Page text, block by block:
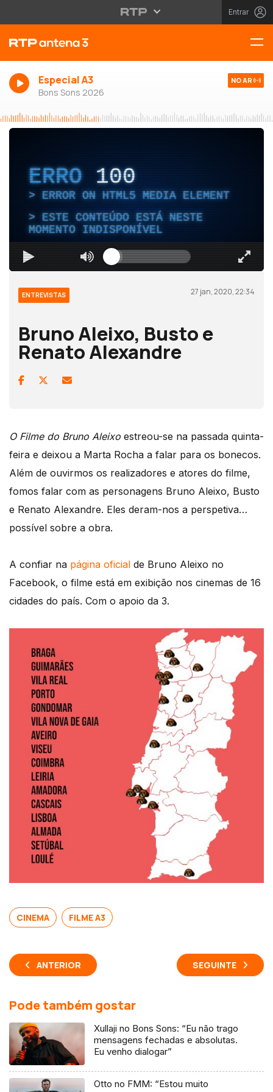
Entrar
Especial A3
Bons Sons 2026
NO AR
ERRO 100
ERROR ON HTML5 MEDIA ELEMENT
ESTE CONTEÚDO ESTÁ NESTE
MOMENTO INDISPONÍVEL
ENTREVISTAS 27 jan, 2020, 22:34
Bruno Aleixo, Busto e
Renato Alexandre
O Filme do Bruno Aleixo estreou-se na passada quinta-
feira e deixou a Marta Rocha a falar para os bonecos.
Além de ouvirmos os realizadores e atores do filme,
fomos falar com as personagens Bruno Aleixo, Busto
e Renato Alexandre. Eles deram-nos a perspetiva…
possível sobre a obra.
A confiar na página oficial de Bruno Aleixo no
Facebook, o filme está em exibição nos cinemas de 16
cidades do país. Com o apoio da 3.
CINEMA FILME A3
ANTERIOR SEGUINTE
Pode também gostar
Xullaji no Bons Sons: “Eu não trago
mensagens fechadas e absolutas.
Eu venho dialogar”
Otto no FMM: “Estou muito